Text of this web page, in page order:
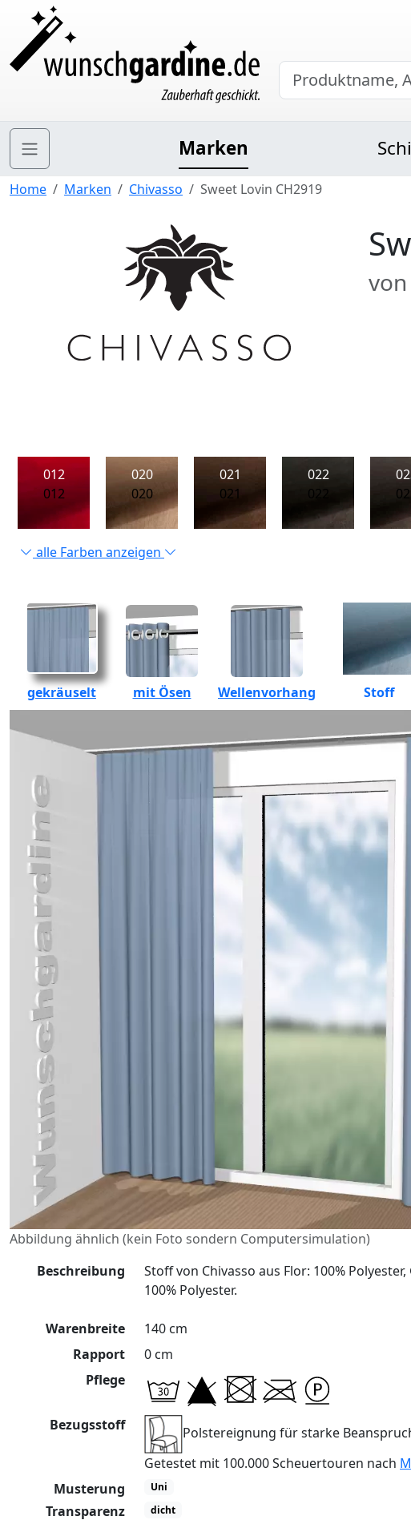
Marken
Home Marken Chivasso Sweet Lovin CH2919
012
012
020
020
021
021
022
022
alle Farben anzeigen
gekräuselt mit Ösen Wellenvorhang Stoff
Abbildung ähnlich (kein Foto sondern Computersimulation)
Beschreibung
Stoff von Chivasso aus Flor: 100%
100% Polyester.
Warenbreite
140 cm
Rapport
0 cm
Pflege
Bezugsstoff
Polstereignung für starke
Getestet mit 100.000 Scheuertouren nach
Musterung
Uni
Transparenz dicht